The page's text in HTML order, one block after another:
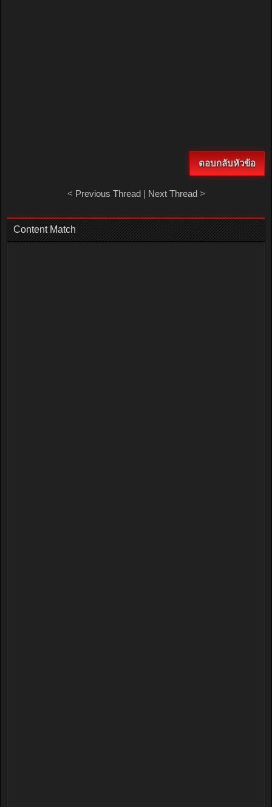
ตอบกลับหัวข้อ
< Previous Thread| Next Thread>
Content Match